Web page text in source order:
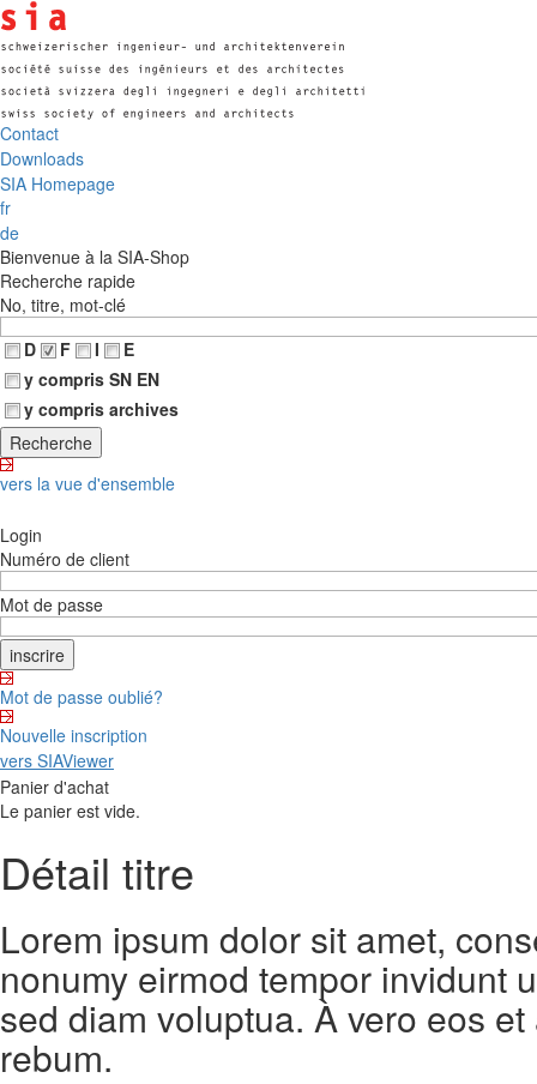
Contact
Downloads
SIA Homepage
fr
de
Bienvenue à la SIA-Shop
Recherche rapide
No, titre, mot-clé
D
F I
E
y compris SN EN
y compris archives
vers la vue d'ensemble
Login
Numéro de client
Mot de passe
Mot de passe oublié?
Nouvelle inscription
vers SIAViewer
Panier d'achat
Le panier est vide.
Détail titre
Lorem ipsum dolor sit amet,
nonumy eirmod tempor invidunt
sed diam voluptua. À vero eos
rebum.